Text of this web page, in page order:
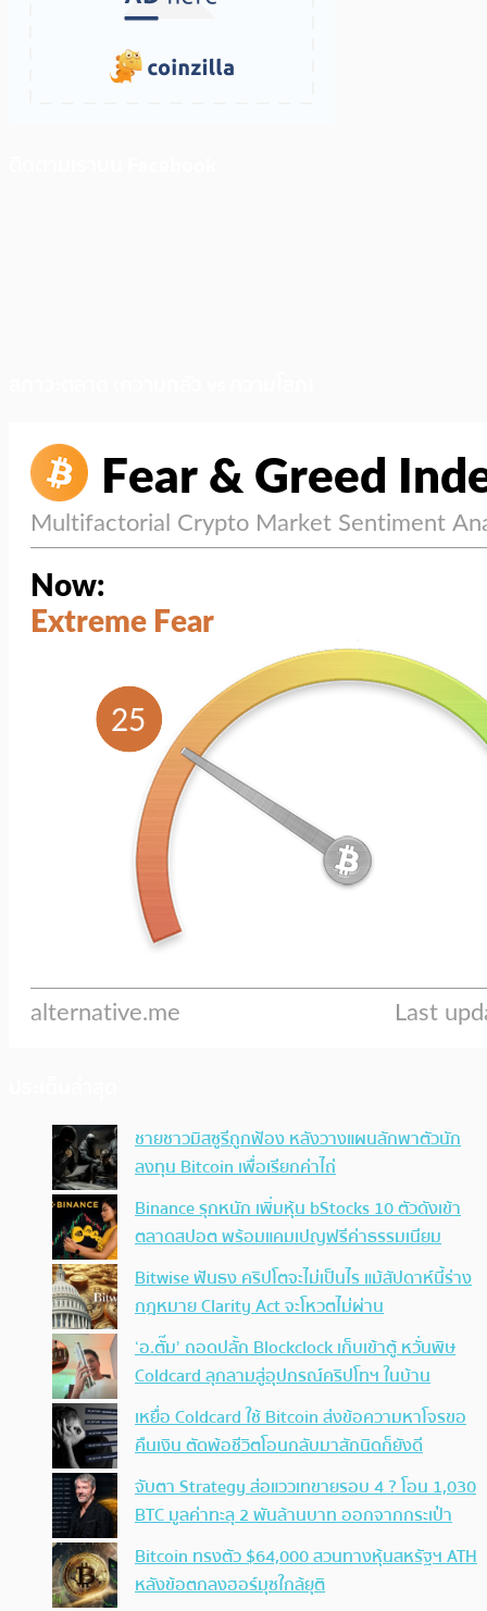
ชายชาวมิสซูรีถูกฟ้อง หลังวางแผนลักพาตัวนัก
ลงทุน Bitcoin เพื่อเรียกค่าไถ่
Binance รุกหนัก เพิ่มหุ้น bStocks 10 ตัวดังเข้า
ตลาดสปอต พร้อมแคมเปญฟรีค่าธรรมเนียม
Bitwise ฟันธง คริปโตจะไม่เป็นไร แม้สัปดาห์นี้ร่าง
กฎหมาย Clarity Act จะโหวตไม่ผ่าน
‘อ.ตั๊ม’ ถอดปลั้ก Blockclock เก็บเข้าตู้ หวั่นพิษ
Coldcard ลุกลามสู่อุปกรณ์คริปโทฯ ในบ้าน
เหยื่อ Coldcard ใช้ Bitcoin ส่งข้อความหาโจรขอ
คืนเงิน ตัดพ้อชีวิตโอนกลับมาสักนิดก็ยังดี
จับตา Strategy ส่อแววเทขายรอบ 4 ? โอน 1,030
BTC มูลค่าทะลุ 2 พันล้านบาท ออกจากกระเป๋า
Bitcoin ทรงตัว $64,000 สวนทางหุ้นสหรัฐฯ ATH
หลังข้อตกลงฮอร์มุซใกล้ยุติ